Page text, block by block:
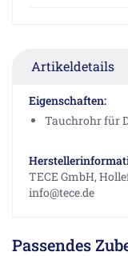
Artikeldetails
Eigenschaften:
Tauchrohr für
TECE GmbH,
info@tece.de
Passendes